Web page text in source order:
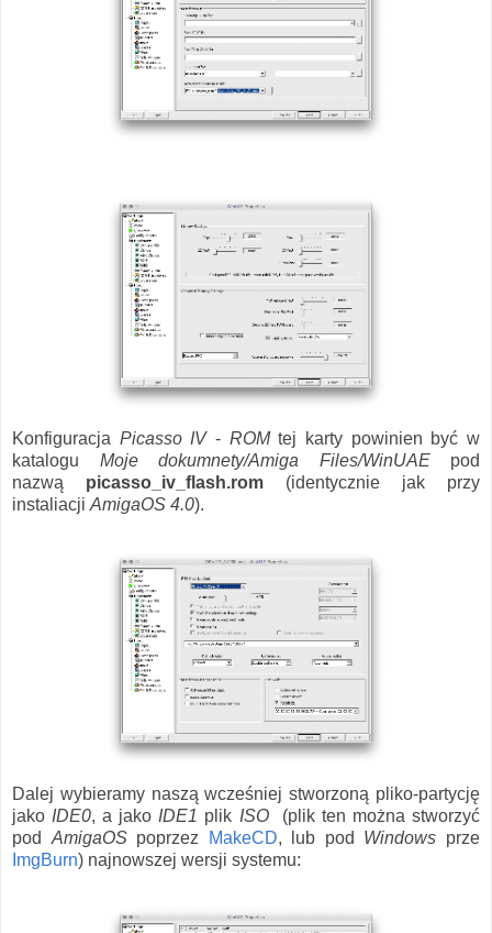
Konfiguracja Picasso IV- ROMtej karty powinien być w
katalogu Moje dokumnety/Amiga Files/WinUAEpod
nazwą picasso_iv_flash.rom (identycznie jak przy
instaliacji AmigaOS 4.0).
Dalej wybieramy naszą wcześniej stworzoną pliko-partycję
jako IDE0, a jako IDE1 plik ISO(plik ten można stworzyć
pod AmigaOSpoprzez MakeCD, lub pod Windows prze
ImgBurn) najnowszej wersji systemu: